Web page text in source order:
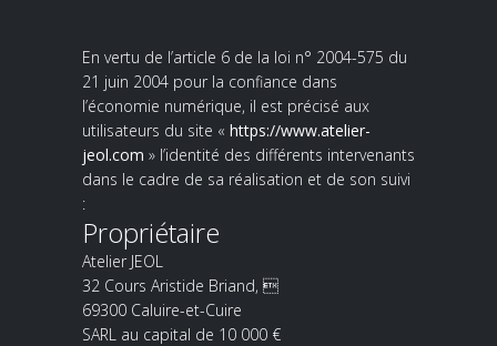
En vertu de l’article 6 de la loi n° 2004-575 du
21 juin 2004 pour la confiance dans
l’économie numérique, il est précisé aux
utilisateurs du site « https://www.atelier-
jeol.com » l’identité des différents intervenants
dans le cadre de sa réalisation et de son suivi
:
Propriétaire
Atelier JEOL
32 Cours Aristide Briand, 
69300 Caluire-et-Cuire
SARL au capital de 10 000 €